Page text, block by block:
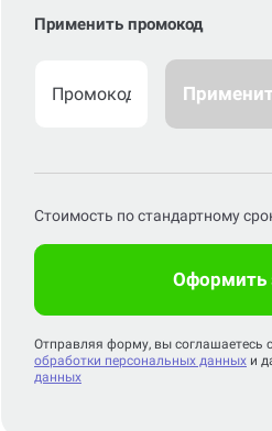
Применить промокод
Стоимость по стандартному
Оформить
Отправляя форму, вы соглашаетесь с
обработки персональных данных и
данных